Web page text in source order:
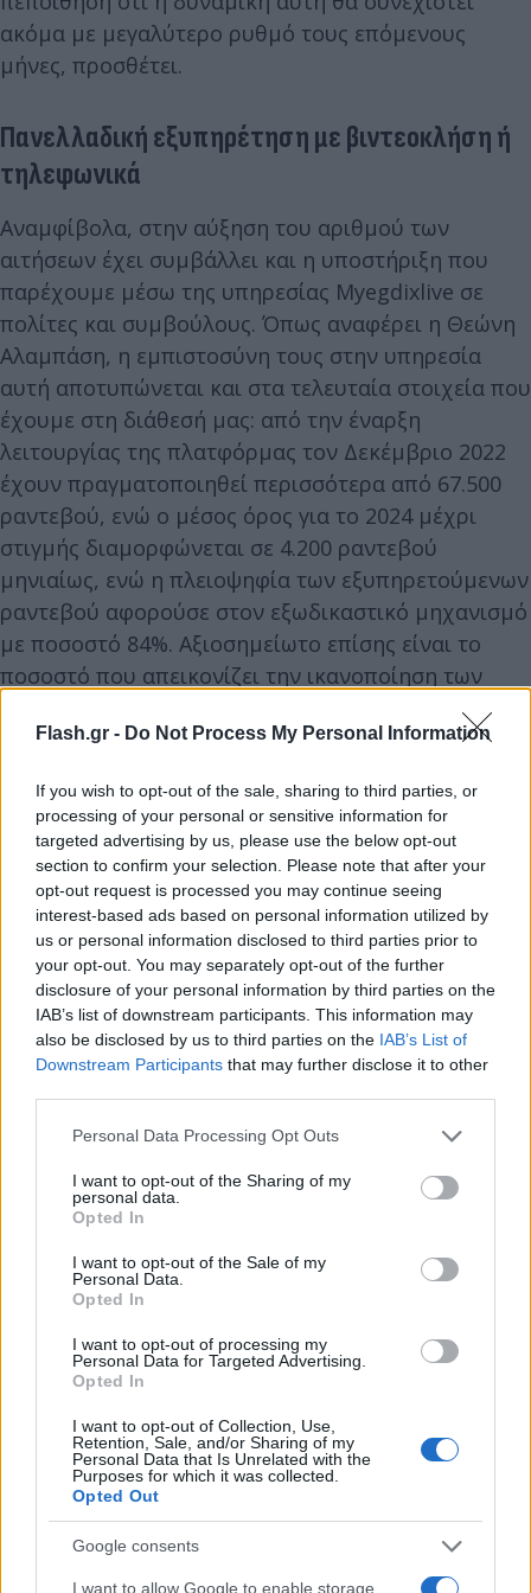
Flash.gr - Do Not Process My Personal Information
If you wish to opt-out of the sale, sharing to third parties, or
processing of your personal or sensitive information for
targeted advertising by us, please use the below opt-out
section to confirm your selection. Please note that after your
opt-out request is processed you may continue seeing
interest-based ads based on personal information utilized by
us or personal information disclosed to third parties prior to
your opt-out. You may separately opt-out of the further
disclosure of your personal information by third parties on the
IAB’s list of downstream participants. This information may
also be disclosed by us to third parties on the IAB’s List of
Downstream Participants that may further disclose it to other
Please note that this website/app uses one or more Google
not limited to your visit or usage behaviour. You may click to
grant or deny consent to Google and its third-party tags to
use your data for below specified purposes in below Google
consent section.
Personal Data Processing Opt Outs
I want to opt-out of the Sharing of my
personal data.
Opted In
I want to opt-out of the Sale of my
Personal Data.
Opted In
I want to opt-out of processing my
Personal Data for Targeted Advertising.
Opted In
I want to opt-out of Collection, Use,
Retention, Sale, and/or Sharing of my
Personal Data that Is Unrelated with the
Purposes for which it was collected.
Opted Out
Google consents
I want to allow Google to enable storage
ακόμα με μεγαλύτερο ρυθμό τους επόμενους
μήνες, προσθέτει.
Πανελλαδική εξυπηρέτηση με βιντεοκλήση ή
τηλεφωνικά
Αναμφίβολα, στην αύξηση του αριθμού των
αιτήσεων έχει συμβάλλει και η υποστήριξη που
παρέχουμε μέσω της υπηρεσίας Myegdixlive σε
πολίτες και συμβούλους. Όπως αναφέρει η Θεώνη
Αλαμπάση, η εμπιστοσύνη τους στην υπηρεσία
αυτή αποτυπώνεται και στα τελευταία στοιχεία που
έχουμε στη διάθεσή μας: από την έναρξη
λειτουργίας της πλατφόρμας τον Δεκέμβριο 2022
έχουν πραγματοποιηθεί περισσότερα από 67.500
ραντεβού, ενώ ο μέσος όρος για το 2024 μέχρι
στιγμής διαμορφώνεται σε 4.200 ραντεβού
μηνιαίως, ενώ η πλειοψηφία των εξυπηρετούμενων
ραντεβού αφορούσε στον εξωδικαστικό μηχανισμό
με ποσοστό 84%. Αξιοσημείωτο επίσης είναι το
ποσοστό που απεικονίζει την ικανοποίηση των
φθάνει σχεδόν στο 95%.
Τα ραντεβού κλείνονται είτε μέσω του
τηλεφωνικού κέντρου στο 213.212.5730 είτεμέσω
της σχετικής ψηφιακής πύληςκαι δύνανται να
πραγματοποιηθούν μέσα σε μία ώρα από τη στιγμή
του αιτήματος. Πλούσιο επίσης ενημερωτικό υλικό
είναι διαθέσιμο στην ιστοσελίδα της Γενικής
Γραμματείας.